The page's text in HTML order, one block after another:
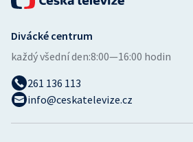
Vodní slalom
Volejbal
Divácké centrum
každý všední den:8:00—16:00 hodin
261 136 113
info@ceskatelevize.cz